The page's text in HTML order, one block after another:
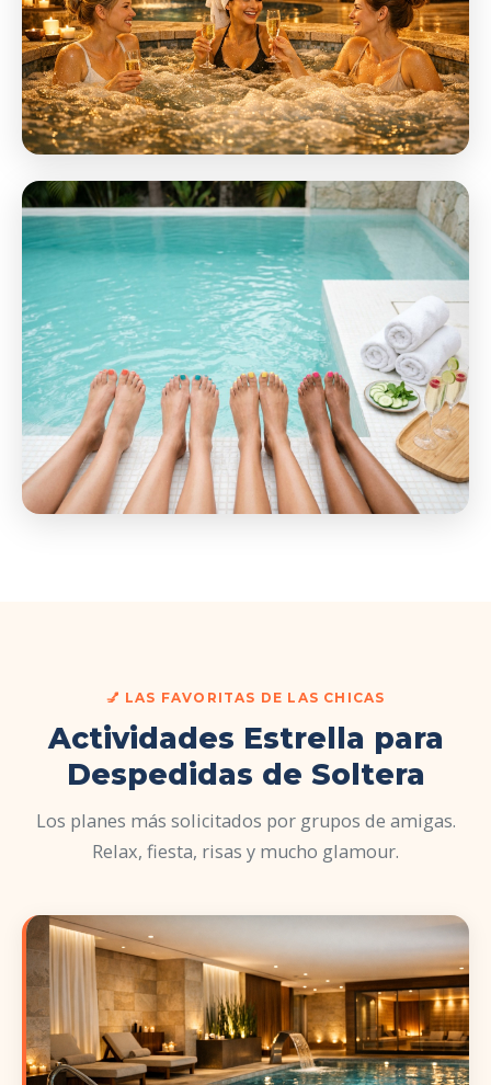
💅 LAS FAVORITAS DE LAS CHICAS
Actividades Estrella para
Despedidas de Soltera
Los planes más solicitados por grupos de amigas.
Relax, fiesta, risas y mucho glamour.